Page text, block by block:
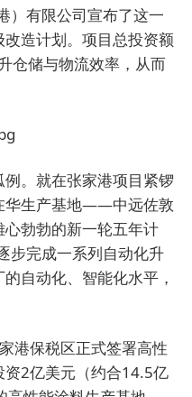
）有限公司宣布了这一
造计划。项目总投资额
仓储与物流效率，从而
。就在张家港项目紧锣
华生产基地——中远佐敦
勃勃的新一轮五年计
步完成一系列自动化升
自动化、智能化水平，
港保税区正式签署高性
2亿美元（约合14.5亿